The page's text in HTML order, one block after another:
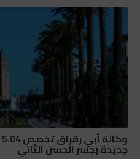
جديدة بجسر الحسن الثاني